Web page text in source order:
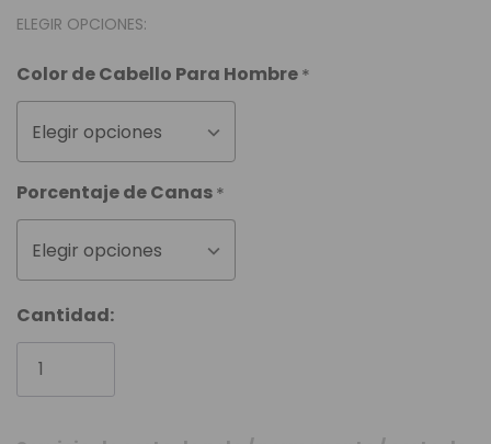
ELEGIR OPCIONES:
Color de Cabello Para Hombre*
Elegir opciones
Porcentaje de Canas*
Elegir opciones
Cantidad: